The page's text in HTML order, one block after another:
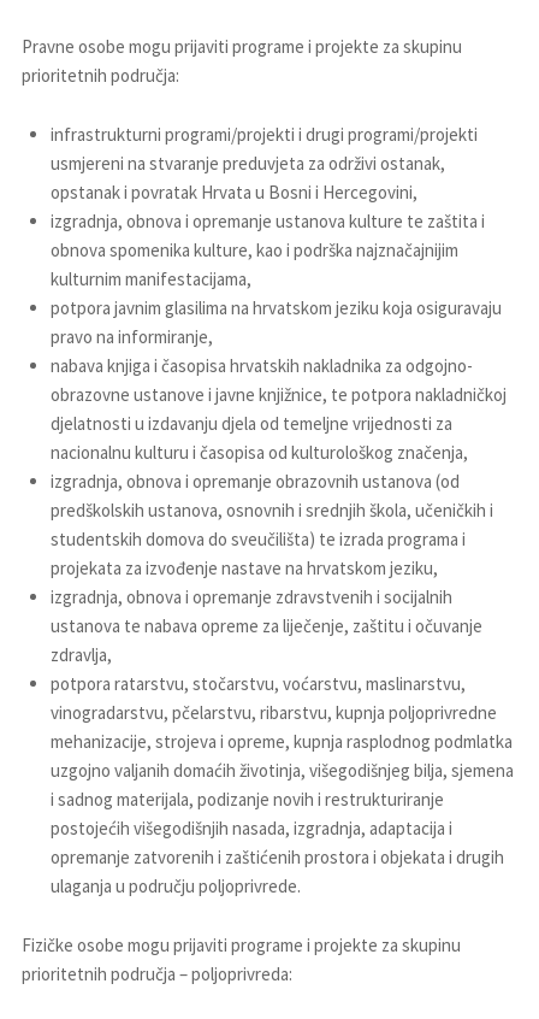
Pravne osobe mogu prijaviti programe i projekte za skupinu
prioritetnih područja:
infrastrukturni programi/projekti i drugi programi/projekti
usmjereni na stvaranje preduvjeta za održivi ostanak,
opstanak i povratak Hrvata u Bosni i Hercegovini,
izgradnja, obnova i opremanje ustanova kulture te zaštita i
obnova spomenika kulture, kao i podrška najznačajnijim
kulturnim manifestacijama,
potpora javnim glasilima na hrvatskom jeziku koja osiguravaju
pravo na informiranje,
nabava knjiga i časopisa hrvatskih nakladnika za odgojno-
obrazovne ustanove i javne knjižnice, te potpora nakladničkoj
djelatnosti u izdavanju djela od temeljne vrijednosti za
nacionalnu kulturu i časopisa od kulturološkog značenja,
izgradnja, obnova i opremanje obrazovnih ustanova (od
predškolskih ustanova, osnovnih i srednjih škola, učeničkih i
studentskih domova do sveučilišta) te izrada programa i
projekata za izvođenje nastave na hrvatskom jeziku,
izgradnja, obnova i opremanje zdravstvenih i socijalnih
ustanova te nabava opreme za liječenje, zaštitu i očuvanje
zdravlja,
potpora ratarstvu, stočarstvu, voćarstvu, maslinarstvu,
vinogradarstvu, pčelarstvu, ribarstvu, kupnja poljoprivredne
mehanizacije, strojeva i opreme, kupnja rasplodnog podmlatka
uzgojno valjanih domaćih životinja, višegodišnjeg bilja, sjemena
i sadnog materijala, podizanje novih i restrukturiranje
postojećih višegodišnjih nasada, izgradnja, adaptacija i
opremanje zatvorenih i zaštićenih prostora i objekata i drugih
ulaganja u području poljoprivrede.
Fizičke osobe mogu prijaviti programe i projekte za skupinu
prioritetnih područja – poljoprivreda: